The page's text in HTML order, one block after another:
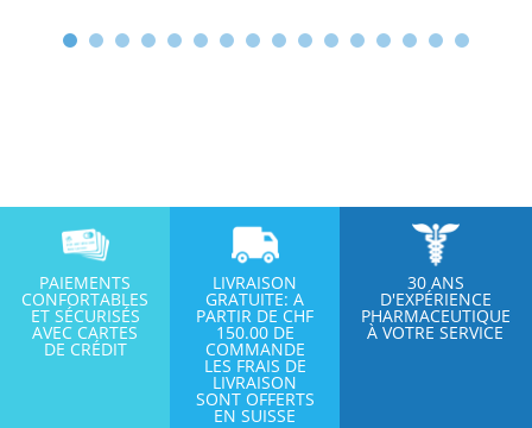
PAIEMENTS
CONFORTABLES
ET SÉCURISÉS
AVEC CARTES
DE CRÉDIT
LIVRAISON
GRATUITE: A
PARTIR DE CHF
150.00 DE
COMMANDE
LES FRAIS DE
LIVRAISON
SONT OFFERTS
EN SUISSE
30 ANS
D'EXPÉRIENCE
PHARMACEUTIQUE
À VOTRE SERVICE